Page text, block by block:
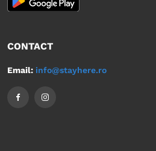
CONTACT
Email: info@stayhere.ro